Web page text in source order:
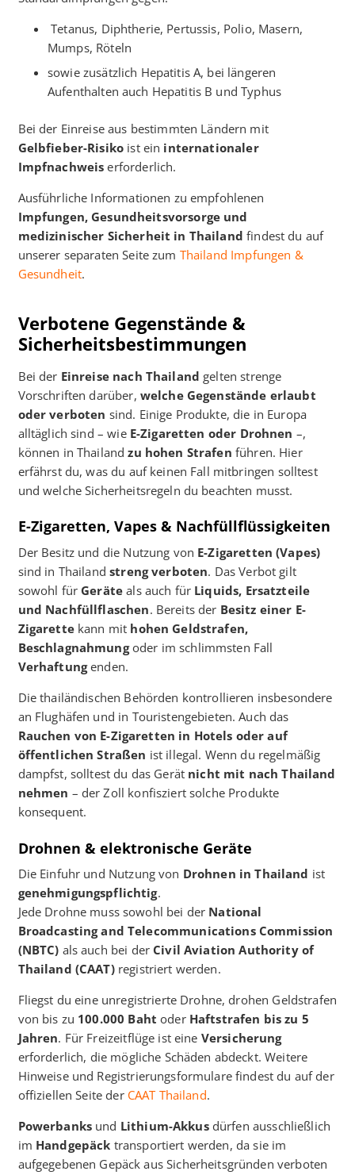
Tetanus, Diphtherie, Pertussis, Polio, Masern,
Mumps, Röteln
sowie zusätzlich Hepatitis A, bei längeren
Aufenthalten auch Hepatitis B und Typhus
Bei der Einreise aus bestimmten Ländern mit
Gelbfieber-Risiko ist ein internationaler
Impfnachweis erforderlich.
Ausführliche Informationen zu empfohlenen
Impfungen, Gesundheitsvorsorge und
medizinischer Sicherheit in Thailand findest du auf
unserer separaten Seite zum Thailand Impfungen &
Gesundheit.
Verbotene Gegenstände &
Sicherheitsbestimmungen
Bei der Einreise nach Thailand gelten strenge
Vorschriften darüber, welche Gegenstände erlaubt
oder verboten sind. Einige Produkte, die in Europa
alltäglich sind – wie E-Zigaretten oder Drohnen –,
können in Thailandzu hohen Strafen führen. Hier
erfährst du, was du auf keinen Fall mitbringen solltest
und welche Sicherheitsregeln du beachten musst.
E-Zigaretten, Vapes & Nachfüllflüssigkeiten
Der Besitz und die Nutzung von E-Zigaretten (Vapes)
sind in Thailandstreng verboten. Das Verbot gilt
sowohl für Geräte als auch für Liquids, Ersatzteile
und Nachfüllflaschen. Bereits der Besitz einer E-
Zigarettekann mit hohen Geldstrafen,
Beschlagnahmungoder im schlimmsten Fall
Verhaftungenden.
Die thailändischen Behörden kontrollieren insbesondere
an Flughäfen und in Touristengebieten. Auch das
Rauchen von E-Zigaretten in Hotels oder auf
öffentlichen Straßen ist illegal. Wenn du regelmäßig
dampfst, solltest du das Gerät nicht mit nach Thailand
nehmen – der Zoll konfisziert solche Produkte
konsequent.
Drohnen & elektronische Geräte
Die Einfuhr und Nutzung von Drohnen in Thailand ist
genehmigungspflichtig.
Jede Drohne muss sowohl bei der National
Broadcasting and Telecommunications Commission
(NBTC) als auch bei der Civil Aviation Authority of
Thailand (CAAT)registriert werden.
Fliegst du eine unregistrierte Drohne, drohen Geldstrafen
von bis zu 100.000 Baht oder Haftstrafen bis zu 5
Jahren. Für Freizeitflüge ist eine Versicherung
erforderlich, die mögliche Schäden abdeckt. Weitere
Hinweise und Registrierungsformulare findest du auf der
offiziellen Seite der CAAT Thailand.
Powerbanks und Lithium-Akkusdürfen ausschließlich
im Handgepäck transportiert werden, da sie im
aufgegebenen Gepäck aus Sicherheitsgründen verboten